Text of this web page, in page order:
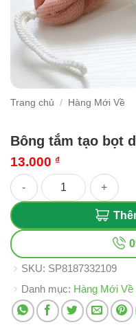
Trang chủ / Hàng Mới Về
Bông tắm tạo bọt
13.000 ₫
Bông tắm tạo bọt dạng
SKU: SP8187332109
Danh mục: Hàng Mới Về